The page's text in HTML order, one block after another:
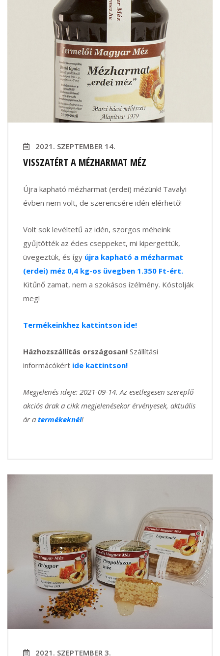
2021. SZEPTEMBER 14.
VISSZATÉRT A MÉZHARMAT MÉZ
Újra kapható mézharmat (erdei) mézünk! Tavalyi
évben nem volt, de szerencsére idén elérhető!
Volt sok levéltetű az idén, szorgos méheink
gyűjtötték az édes cseppeket, mi kipergettük,
üvegeztük, és így újra kapható a mézharmat
(erdei) méz 0,4 kg-os üvegben 1.350 Ft-ért.
Kitűnő zamat, nem a szokásos ízélmény. Kóstolják
meg!
Termékeinkhez kattintson ide!
Házhozszállítás országosan! Szállítási
informácókért ide kattintson!
Megjelenés ideje: 2021-09-14. Az esetlegesen szereplő
akciós árak a cikk megjelenésekor érvényesek, aktuális
ár a termékeknél!
2021. SZEPTEMBER 3.